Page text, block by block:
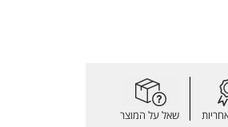
שאל על המוצר